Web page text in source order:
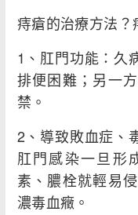
痔瘡的治療方法？
1、肛門功能：久
排便困難；另一
禁。
2、導致敗血症、
肛門感染一旦形
素、膿栓就輕易
濃毒血癥。